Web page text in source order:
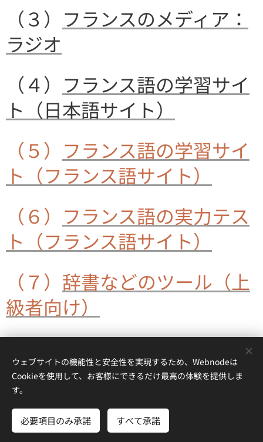
（３） フランスのメディア：
ラジオ
（４） フランス語の学習サイ
ト（日本語サイト）
（５） フランス語の学習サイ
ト（フランス語サイト）
（６） フランス語の実力テス
ト（フランス語サイト）
（７） 辞書などのツール（上
級者向け）
© 2024愛媛大学 フランス語学習支援サイト All Rights Reserved.
言語
日本語
Français
ウェブサイトの機能性と安全性を実現するため、Webnodeは
Cookieを使用して、お客様にできるだけ最高の体験を提供しま
す。
必要項目のみ承諾 すべて承諾